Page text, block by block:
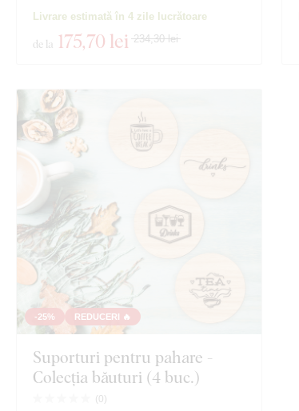
Livrare estimată în 4 zile lucrătoare
de la 175,70 lei 234,30 lei
-25% REDUCERI 🔥
Suporturi pentru pahare -
Colecția băuturi (4 buc.)
( 0)